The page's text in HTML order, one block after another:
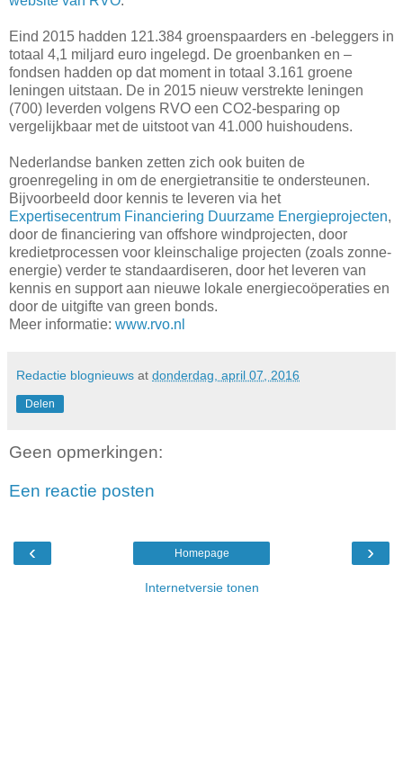
Eind 2015 hadden 121.384 groenspaarders en -beleggers in
totaal 4,1 miljard euro ingelegd. De groenbanken en –
fondsen hadden op dat moment in totaal 3.161 groene
leningen uitstaan. De in 2015 nieuw verstrekte leningen
(700) leverden volgens RVO een CO2-besparing op
vergelijkbaar met de uitstoot van 41.000 huishoudens.
Nederlandse banken zetten zich ook buiten de
groenregeling in om de energietransitie te ondersteunen.
Bijvoorbeeld door kennis te leveren via het
Expertisecentrum Financiering Duurzame Energieprojecten,
door de financiering van offshore windprojecten, door
kredietprocessen voor kleinschalige projecten (zoals zonne-
energie) verder te standaardiseren, door het leveren van
kennis en support aan nieuwe lokale energiecoöperaties en
door de uitgifte van green bonds.
Meer informatie: www.rvo.nl
Redactie blognieuws at donderdag, april 07, 2016
Delen
Geen opmerkingen:
Een reactie posten
‹ ›
Homepage
Internetversie tonen